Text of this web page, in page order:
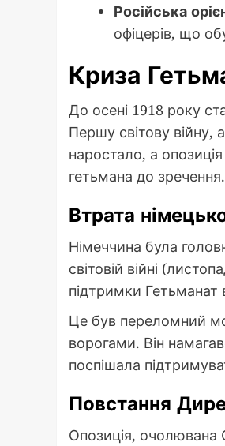
Російська
офіцерів, що
Криза
До осені 1918 року
Першу світову війну,
наростало, а
гетьмана до зречення.
Втрата
Німеччина була
світовій війні
підтримки Гетьманат
Це був переломний
ворогами. Він
поспішала
Повстання
Опозиція,